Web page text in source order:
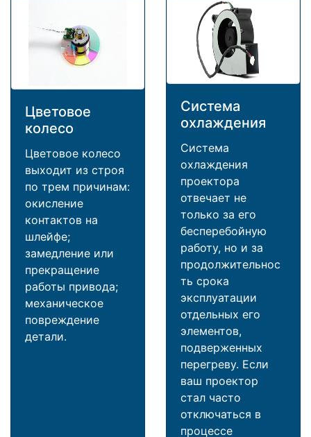
Цветовое
колесо
Цветовое колесо
выходит из строя
по трем причинам:
окисление
контактов на
шлейфе;
замедление или
прекращение
работы привода;
механическое
повреждение
детали.
Система
охлаждения
Система
охлаждения
проектора
отвечает не
только за его
бесперебойную
работу, но и за
продолжительнос
ть срока
эксплуатации
отдельных его
элементов,
подверженных
перегреву. Если
ваш проектор
стал часто
отключаться в
процессе